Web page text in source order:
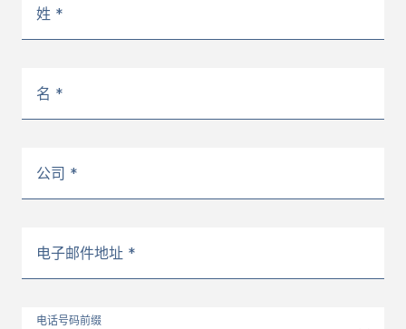
姓 *
名 *
公司 *
电子邮件地址 *
电话号码前缀